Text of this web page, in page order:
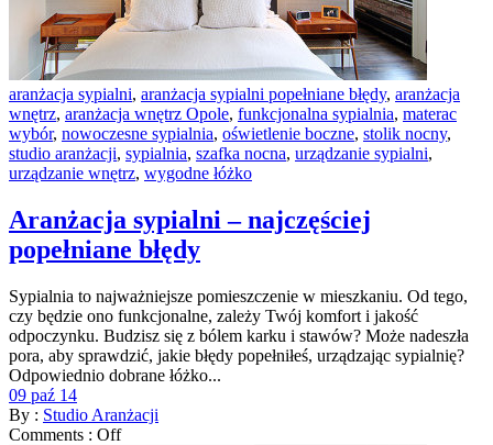
aranżacja sypialni, aranżacja sypialni popełniane błędy, aranżacja
wnętrz, aranżacja wnętrz Opole, funkcjonalna sypialnia, materac
wybór, nowoczesne sypialnia, oświetlenie boczne, stolik nocny,
studio aranżacji, sypialnia, szafka nocna, urządzanie sypialni,
urządzanie wnętrz, wygodne łóżko
Aranżacja sypialni – najczęściej
popełniane błędy
Sypialnia to najważniejsze pomieszczenie w mieszkaniu. Od tego,
czy będzie ono funkcjonalne, zależy Twój komfort i jakość
odpoczynku. Budzisz się z bólem karku i stawów? Może nadeszła
pora, aby sprawdzić, jakie błędy popełniłeś, urządzając sypialnię?
Odpowiednio dobrane łóżko...
09 paź 14
By : Studio Aranżacji
Comments : Off